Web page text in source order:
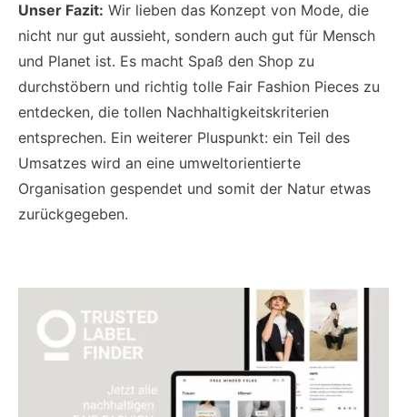
Unser Fazit: Wir lieben das Konzept von Mode, die
nicht nur gut aussieht, sondern auch gut für Mensch
und Planet ist. Es macht Spaß den Shop zu
durchstöbern und richtig tolle Fair Fashion Pieces zu
entdecken, die tollen Nachhaltigkeitskriterien
entsprechen. Ein weiterer Pluspunkt: ein Teil des
Umsatzes wird an eine umweltorientierte
Organisation gespendet und somit der Natur etwas
zurückgegeben.